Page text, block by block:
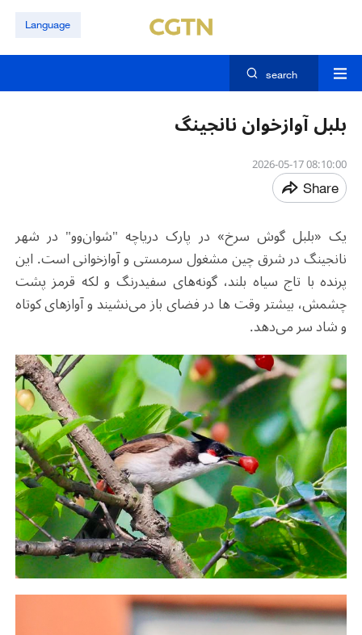
Language
search
بلبل آوازخوان نانجینگ
08:10:00 2026-05-17
Share
یک «بلبل گوش سرخ» در پارک دریاچه "شوان‌وو" در شهر
نانجینگ در شرق چین مشغول سرمستی و آوازخوانی است. این
پرنده با تاج سیاه بلند، گونه‌های سفیدرنگ و لکه قرمز پشت
چشمش، بیشتر وقت ها در فضای باز می‌نشیند و آوازهای کوتاه
و شاد سر می‌دهد.